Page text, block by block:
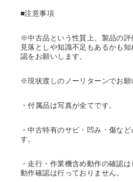
■注意事項
※中古品という性質上、製品の評
見落としや知識不足もあるかも
認をお願いします。
※現状渡しのノーリターンでお願
・付属品は写真が全てです。
・中古特有のサビ・凹み・傷な
す。
・走行・作業機含め動作の確認
動作確認は行っておりません。